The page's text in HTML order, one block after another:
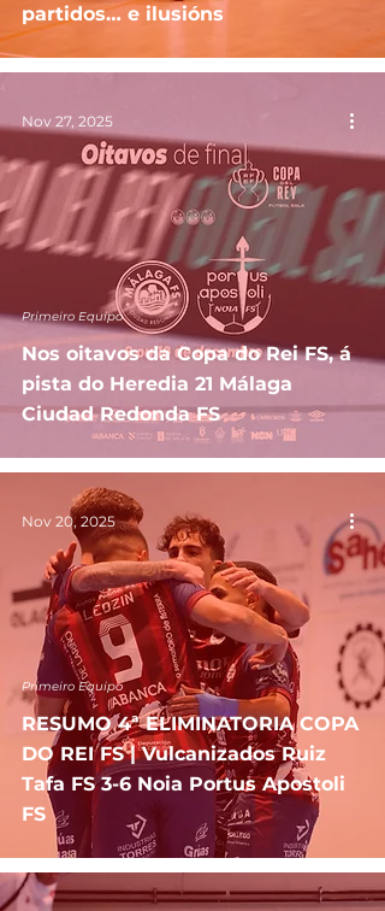
partidos… e ilusións
Nos oitavos da Copa do Rei FS, á
pista do Heredia 21 Málaga
Ciudad Redonda FS
Primeiro Equipo
Nov 27, 2025
RESUMO 4ª ELIMINATORIA COPA
DO REI FS | Vulcanizados Ruiz
Tafa FS 3-6 Noia Portus Apostoli
FS
Primeiro Equipo
Nov 20, 2025